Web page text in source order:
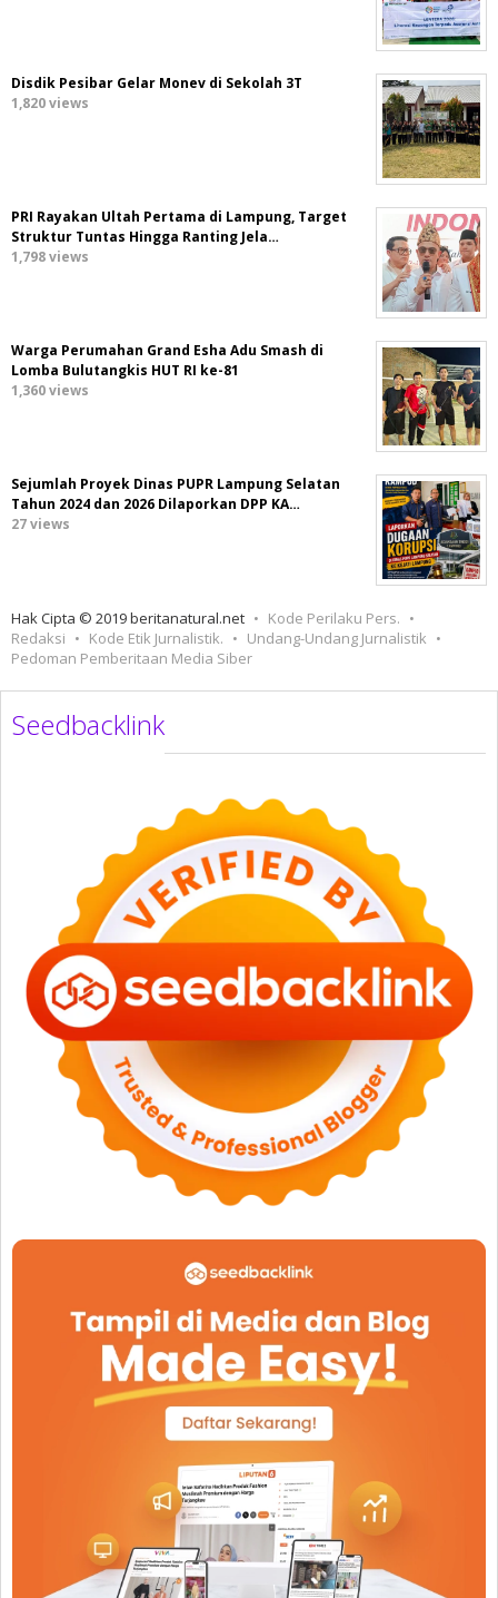
Disdik Pesibar Gelar Monev di Sekolah 3T
1,820 views
PRI Rayakan Ultah Pertama di Lampung, Target
Struktur Tuntas Hingga Ranting Jela…
1,798 views
Warga Perumahan Grand Esha Adu Smash di
Lomba Bulutangkis HUT RI ke-81
1,360 views
Sejumlah Proyek Dinas PUPR Lampung Selatan
Tahun 2024 dan 2026 Dilaporkan DPP KA…
27 views
Hak Cipta © 2019 beritanatural.net
Kode Perilaku Pers.
Redaksi
Kode Etik Jurnalistik.
Undang-Undang Jurnalistik
Pedoman Pemberitaan Media Siber
Seedbacklink